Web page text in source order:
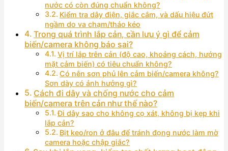
nước có còn đúng chuẩn không?
Kiểm tra dây điện, giắc cắm, và dấu hiệu đứt
ngầm do va chạm/tháo kéo
Trong quá trình lắp cản, cần lưu ý gì để cảm
biến/camera không báo sai?
Vị trí lắp trên cản (độ cao, khoảng cách, hướng
mặt cảm biến) có tiêu chuẩn không?
Có nên sơn phủ lên cảm biến/camera không?
Sơn dày có ảnh hưởng gì?
Cách đi dây và chống nước cho cảm
biến/camera trên cản như thế nào?
Đi dây sao cho không cọ xát, không bị kẹp khi
lắp cản?
Bịt keo/ron ở đâu để tránh đọng nước làm mờ
camera hoặc chập giắc?